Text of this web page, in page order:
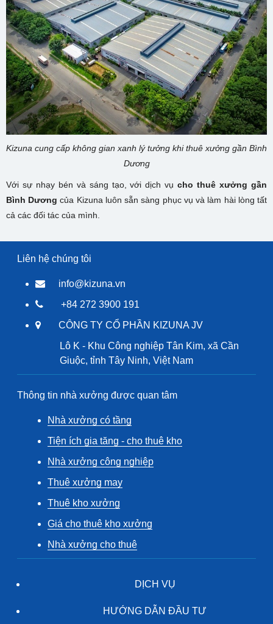
Kizuna cung cấp không gian xanh lý tưởng khi thuê xưởng gần Bình
Dương
Với sự nhạy bén và sáng tạo, với dịch vụcho thuê xưởng gần
Bình Dương của Kizuna luôn sẵn sàng phục vụ và làm hài lòng tất
cả các đối tác của mình.
Liên hệ chúng tôi
info@kizuna.vn
+84 272 3900 191
CÔNG TY CỔ PHẦN KIZUNA JV
Lô K - Khu Công nghiệp Tân Kim, xã Cần
Giuộc, tỉnh Tây Ninh, Việt Nam
Thông tin nhà xưởng được quan tâm
Nhà xưởng có tầng
Tiện ích gia tăng - cho thuê kho
Nhà xưởng công nghiệp
Thuê xưởng may
Thuê kho xưởng
Giá cho thuê kho xưởng
Nhà xưởng cho thuê
DỊCH VỤ
HƯỚNG DẪN ĐẦU TƯ